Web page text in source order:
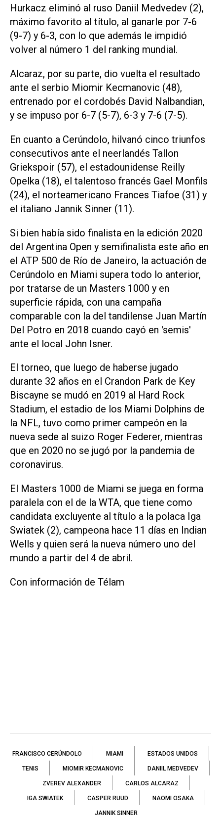
Hurkacz eliminó al ruso Daniil Medvedev (2),
máximo favorito al título, al ganarle por 7-6
(9-7) y 6-3, con lo que además le impidió
volver al número 1 del ranking mundial.
Alcaraz, por su parte, dio vuelta el resultado
ante el serbio Miomir Kecmanovic (48),
entrenado por el cordobés David Nalbandian,
y se impuso por 6-7 (5-7), 6-3 y 7-6 (7-5).
En cuanto a Cerúndolo, hilvanó cinco triunfos
consecutivos ante el neerlandés Tallon
Griekspoir (57), el estadounidense Reilly
Opelka (18), el talentoso francés Gael Monfils
(24), el norteamericano Frances Tiafoe (31) y
el italiano Jannik Sinner (11).
Si bien había sido finalista en la edición 2020
del Argentina Open y semifinalista este año en
el ATP 500 de Río de Janeiro, la actuación de
Cerúndolo en Miami supera todo lo anterior,
por tratarse de un Masters 1000 y en
superficie rápida, con una campaña
comparable con la del tandilense Juan Martín
Del Potro en 2018 cuando cayó en 'semis'
ante el local John Isner.
El torneo, que luego de haberse jugado
durante 32 años en el Crandon Park de Key
Biscayne se mudó en 2019 al Hard Rock
Stadium, el estadio de los Miami Dolphins de
la NFL, tuvo como primer campeón en la
nueva sede al suizo Roger Federer, mientras
que en 2020 no se jugó por la pandemia de
coronavirus.
El Masters 1000 de Miami se juega en forma
paralela con el de la WTA, que tiene como
candidata excluyente al título a la polaca Iga
Swiatek (2), campeona hace 11 días en Indian
Wells y quien será la nueva número uno del
mundo a partir del 4 de abril.
Con información de Télam
FRANCISCO CERÚNDOLO MIAMI ESTADOS UNIDOS
TENIS MIOMIR KECMANOVIC DANIIL MEDVEDEV
ZVEREV ALEXANDER CARLOS ALCARAZ
IGA SWIATEK CASPER RUUD NAOMI OSAKA
JANNIK SINNER